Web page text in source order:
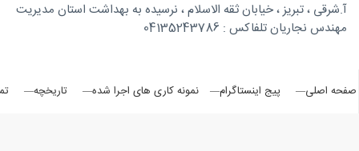
آ.شرقی ، تبریز ، خیابان ثقه الاسلام ، نرسیده به بهداشت استان مدیریت
مهندس نجاریان تلفاکس : 04135243786
صفحه اصلی پیج اینستاگرام نمونه کاری های اجرا شده تاریخچه